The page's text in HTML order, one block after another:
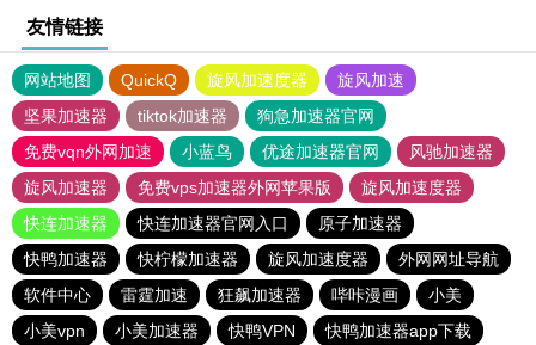
友情链接
网站地图 QuickQ 旋风加速度器
旋风加速
坚果加速器
tiktok加速器
狗急加速器官网
免费vqn外网加速
小蓝鸟 优途加速器官网
风驰加速器
旋风加速器
免费vps加速器外网苹果版
旋风加速度器
快连加速器
快连加速器官网入口
原子加速器
快鸭加速器
快柠檬加速器 旋风加速度器
外网网址导航
软件中心
雷霆加速 狂飙加速器 哔咔漫画
小美
小美vpn
小美加速器 快鸭VPN
快鸭加速器app下载